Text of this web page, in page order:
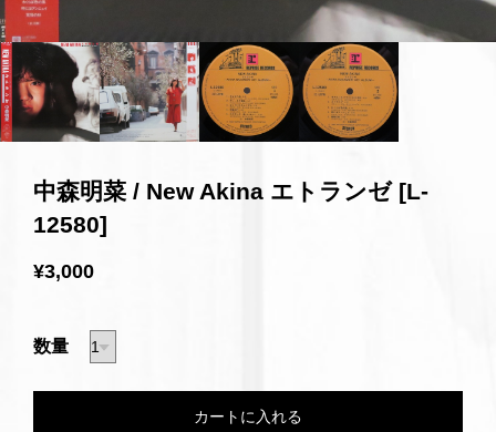
中森明菜 / New Akina エトランゼ [L-
12580]
¥3,000
数量